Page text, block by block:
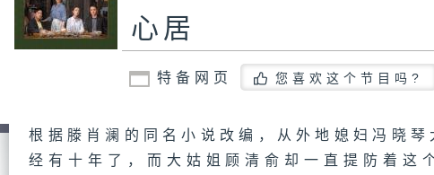
心居
特备网页 您喜欢这个节目吗?
根据滕肖澜的同名小说改编，从外地媳妇冯晓
经有十年了，而大姑姐顾清俞却一直提防着这